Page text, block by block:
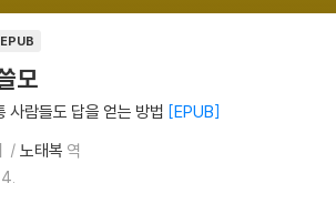
EPUB
모
사람들도 답을 얻는 방법 EPUB
노태복 역